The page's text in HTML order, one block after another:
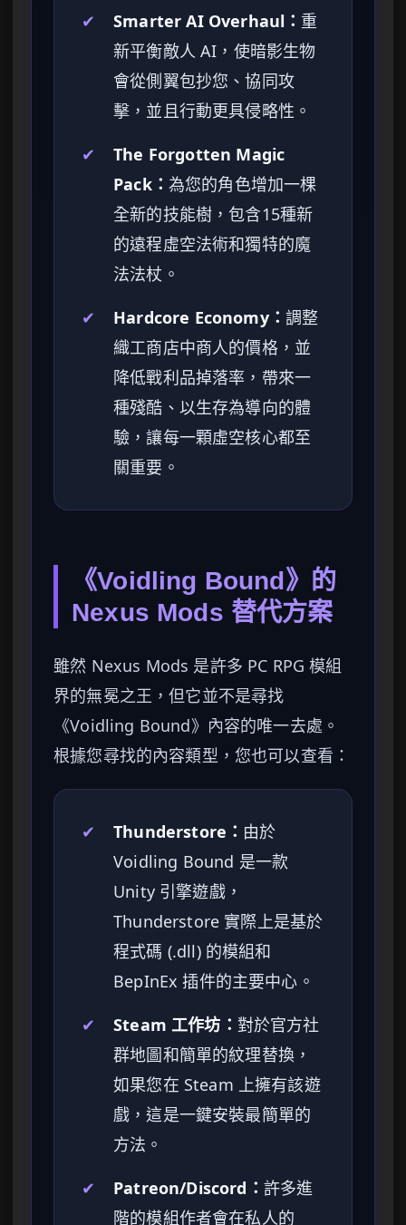
✔ Smarter AI Overhaul： 重
新平衡敵人 AI，使暗影生物
會從側翼包抄您、協同攻
擊，並且行動更具侵略性。
✔
The Forgotten Magic
Pack： 為您的角色增加一棵
全新的技能樹，包含15種新
的遠程虛空法術和獨特的魔
法法杖。
✔
Hardcore Economy： 調整
織工商店中商人的價格，並
降低戰利品掉落率，帶來一
種殘酷、以生存為導向的體
驗，讓每一顆虛空核心都至
關重要。
《Voidling Bound》的
Nexus Mods 替代方案
雖然 Nexus Mods 是許多 PC RPG 模組
界的無冕之王，但它並不是尋找
《Voidling Bound》內容的唯一去處。
根據您尋找的內容類型，您也可以查看：
✔ Thunderstore： 由於
Voidling Bound 是一款
Unity 引擎遊戲，
Thunderstore 實際上是基於
程式碼 (.dll) 的模組和
BepInEx 插件的主要中心。
✔
Steam 工作坊： 對於官方社
群地圖和簡單的紋理替換，
如果您在 Steam 上擁有該遊
戲，這是一鍵安裝最簡單的
方法。
✔
Patreon/Discord： 許多進
階的模組作者會在私人的